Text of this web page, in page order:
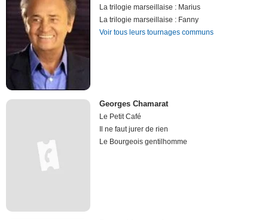
La trilogie marseillaise : Marius
La trilogie marseillaise : Fanny
Voir tous leurs tournages communs
Georges Chamarat
Le Petit Café
Il ne faut jurer de rien
Le Bourgeois gentilhomme